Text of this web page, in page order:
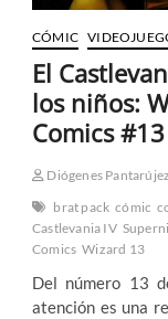
CÓMIC
El
los niños:
Comics #13
Diógenes Pantarújez
brat pack cómic
Castlevania IV
Comics Wizard 13
Del número 13
atención es una